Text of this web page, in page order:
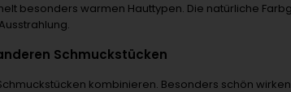
besonders warmen Hauttypen. Die natürliche
Schmuckstücken
kombinieren. Besonders schön